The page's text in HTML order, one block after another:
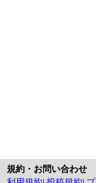
規約・お問い合わせ